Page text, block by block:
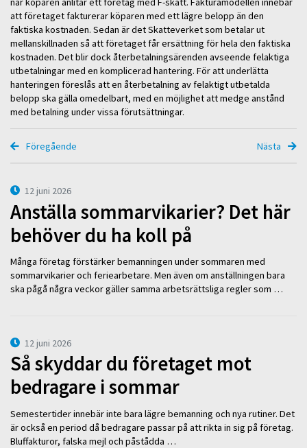
att företaget fakturerar köparen med ett lägre belopp än den
faktiska kostnaden. Sedan är det Skatteverket som betalar ut
mellanskillnaden så att företaget får ersättning för hela den faktiska
kostnaden. Det blir dock återbetalningsärenden avseende felaktiga
utbetalningar med en komplicerad hantering. För att underlätta
hanteringen föreslås att en återbetalning av felaktigt utbetalda
belopp ska gälla omedelbart, med en möjlighet att medge anstånd
med betalning under vissa förutsättningar.
Föregående Nästa
12 juni 2026
Anställa sommarvikarier? Det här
behöver du ha koll på
Många företag förstärker bemanningen under sommaren med
sommarvikarier och feriearbetare. Men även om anställningen bara
ska pågå några veckor gäller samma arbetsrättsliga regler som …
12 juni 2026
Så skyddar du företaget mot
bedragare i sommar
Semestertider innebär inte bara lägre bemanning och nya rutiner. Det
är också en period då bedragare passar på att rikta in sig på företag.
Bluffakturor, falska mejl och påstådda …